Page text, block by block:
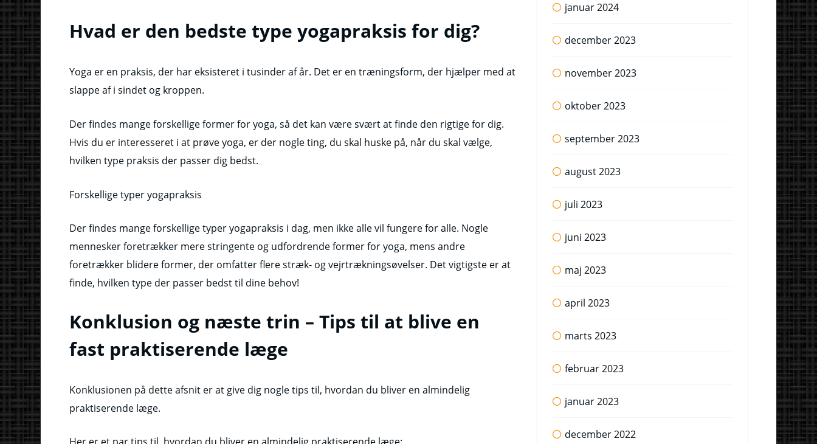
Hvad er den bedste type yogapraksis for dig?
Yoga er en praksis, der har eksisteret i tusinder af år. Det er en træningsform, der hjælper med at
slappe af i sindet og kroppen.
Der findes mange forskellige former for yoga, så det kan være svært at finde den rigtige for dig.
Hvis du er interesseret i at prøve yoga, er der nogle ting, du skal huske på, når du skal vælge,
hvilken type praksis der passer dig bedst.
Forskellige typer yogapraksis
Der findes mange forskellige typer yogapraksis i dag, men ikke alle vil fungere for alle. Nogle
mennesker foretrækker mere stringente og udfordrende former for yoga, mens andre
foretrækker blidere former, der omfatter flere stræk- og vejrtrækningsøvelser. Det vigtigste er at
finde, hvilken type der passer bedst til dine behov!
Konklusion og næste trin – Tips til at blive en
fast praktiserende læge
Konklusionen på dette afsnit er at give dig nogle tips til, hvordan du bliver en almindelig
praktiserende læge.
januar 2024
december 2023
november 2023
oktober 2023
september 2023
august 2023
juli 2023
juni 2023
maj 2023
april 2023
marts 2023
februar 2023
januar 2023
december 2022